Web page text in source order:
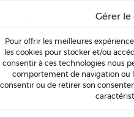
Gérer
Pour offrir les meilleures
les cookies pour stocker et/ou
consentir à ces technologies nous
comportement de navigation ou
consentir ou de retirer son